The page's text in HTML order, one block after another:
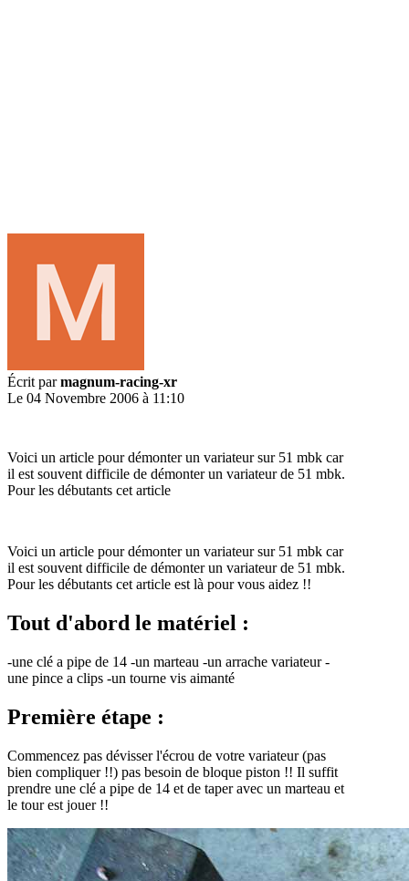
Écrit parmagnum-racing-xr
Le 04 Novembre 2006 à 11:10
Voici un article pour démonter un variateur sur 51 mbk car
il est souvent difficile de démonter un variateur de 51 mbk.
Pour les débutants cet article
Voici un article pour démonter un variateur sur 51 mbk car
il est souvent difficile de démonter un variateur de 51 mbk.
Pour les débutants cet article est là pour vous aidez !!
Tout d'abord le matériel :
-une clé a pipe de 14 -un marteau -un arrache variateur -
une pince a clips -un tourne vis aimanté
Première étape :
Commencez pas dévisser l'écrou de votre variateur (pas
bien compliquer !!) pas besoin de bloque piston !! Il suffit
prendre une clé a pipe de 14 et de taper avec un marteau et
le tour est jouer !!